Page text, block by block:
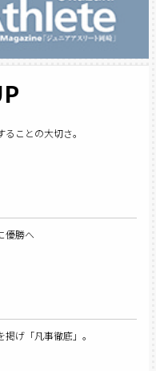
ることの大切さ。
優勝へ
掲げ「凡事徹底」。